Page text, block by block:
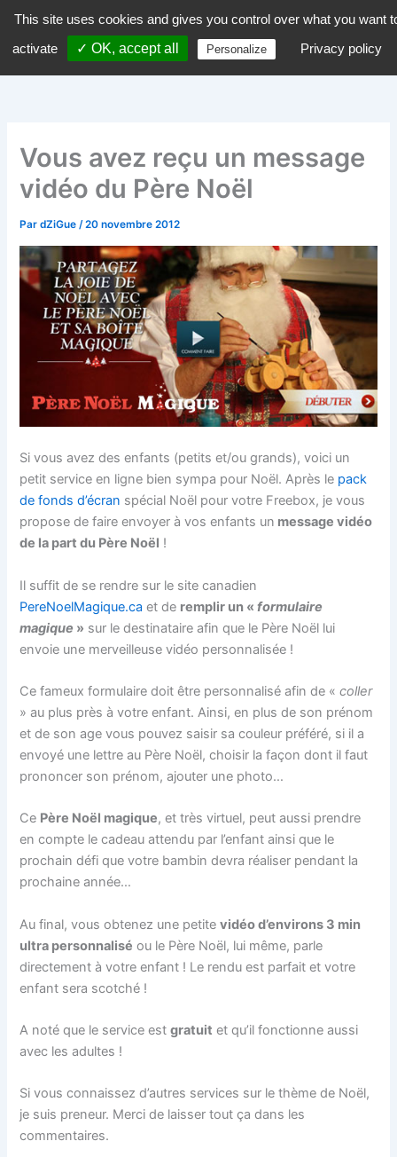
contenu
dZiGue
Vous avez reçu un message
vidéo du Père Noël
PardZiGue/20 novembre 2012
Si vous avez des enfants (petits et/ou grands), voici un
petit service en ligne bien sympa pour Noël. Après le pack
de fonds d’écran spécial Noël pour votre Freebox, je vous
propose de faire envoyer à vos enfants un message vidéo
de la part du Père Noël !
Il suffit de se rendre sur le site canadien
PereNoelMagique.ca et de remplir un «formulaire
magique » sur le destinataire afin que le Père Noël lui
envoie une merveilleuse vidéo personnalisée !
Ce fameux formulaire doit être personnalisé afin de «coller
» au plus près à votre enfant. Ainsi, en plus de son prénom
et de son age vous pouvez saisir sa couleur préféré, si il a
envoyé une lettre au Père Noël, choisir la façon dont il faut
prononcer son prénom, ajouter une photo…
Ce Père Noël magique, et très virtuel, peut aussi prendre
en compte le cadeau attendu par l’enfant ainsi que le
prochain défi que votre bambin devra réaliser pendant la
prochaine année…
Au final, vous obtenez une petitevidéo d’environs 3 min
ultra personnalisé ou le Père Noël, lui même, parle
directement à votre enfant ! Le rendu est parfait et votre
enfant sera scotché !
A noté que le service estgratuit et qu’il fonctionne aussi
avec les adultes !
Si vous connaissez d’autres services sur le thème de Noël,
je suis preneur. Merci de laisser tout ça dans les
commentaires.
This site uses cookies and gives you control over what you want
activate
✓ OK, accept all Personalize Privacy policy